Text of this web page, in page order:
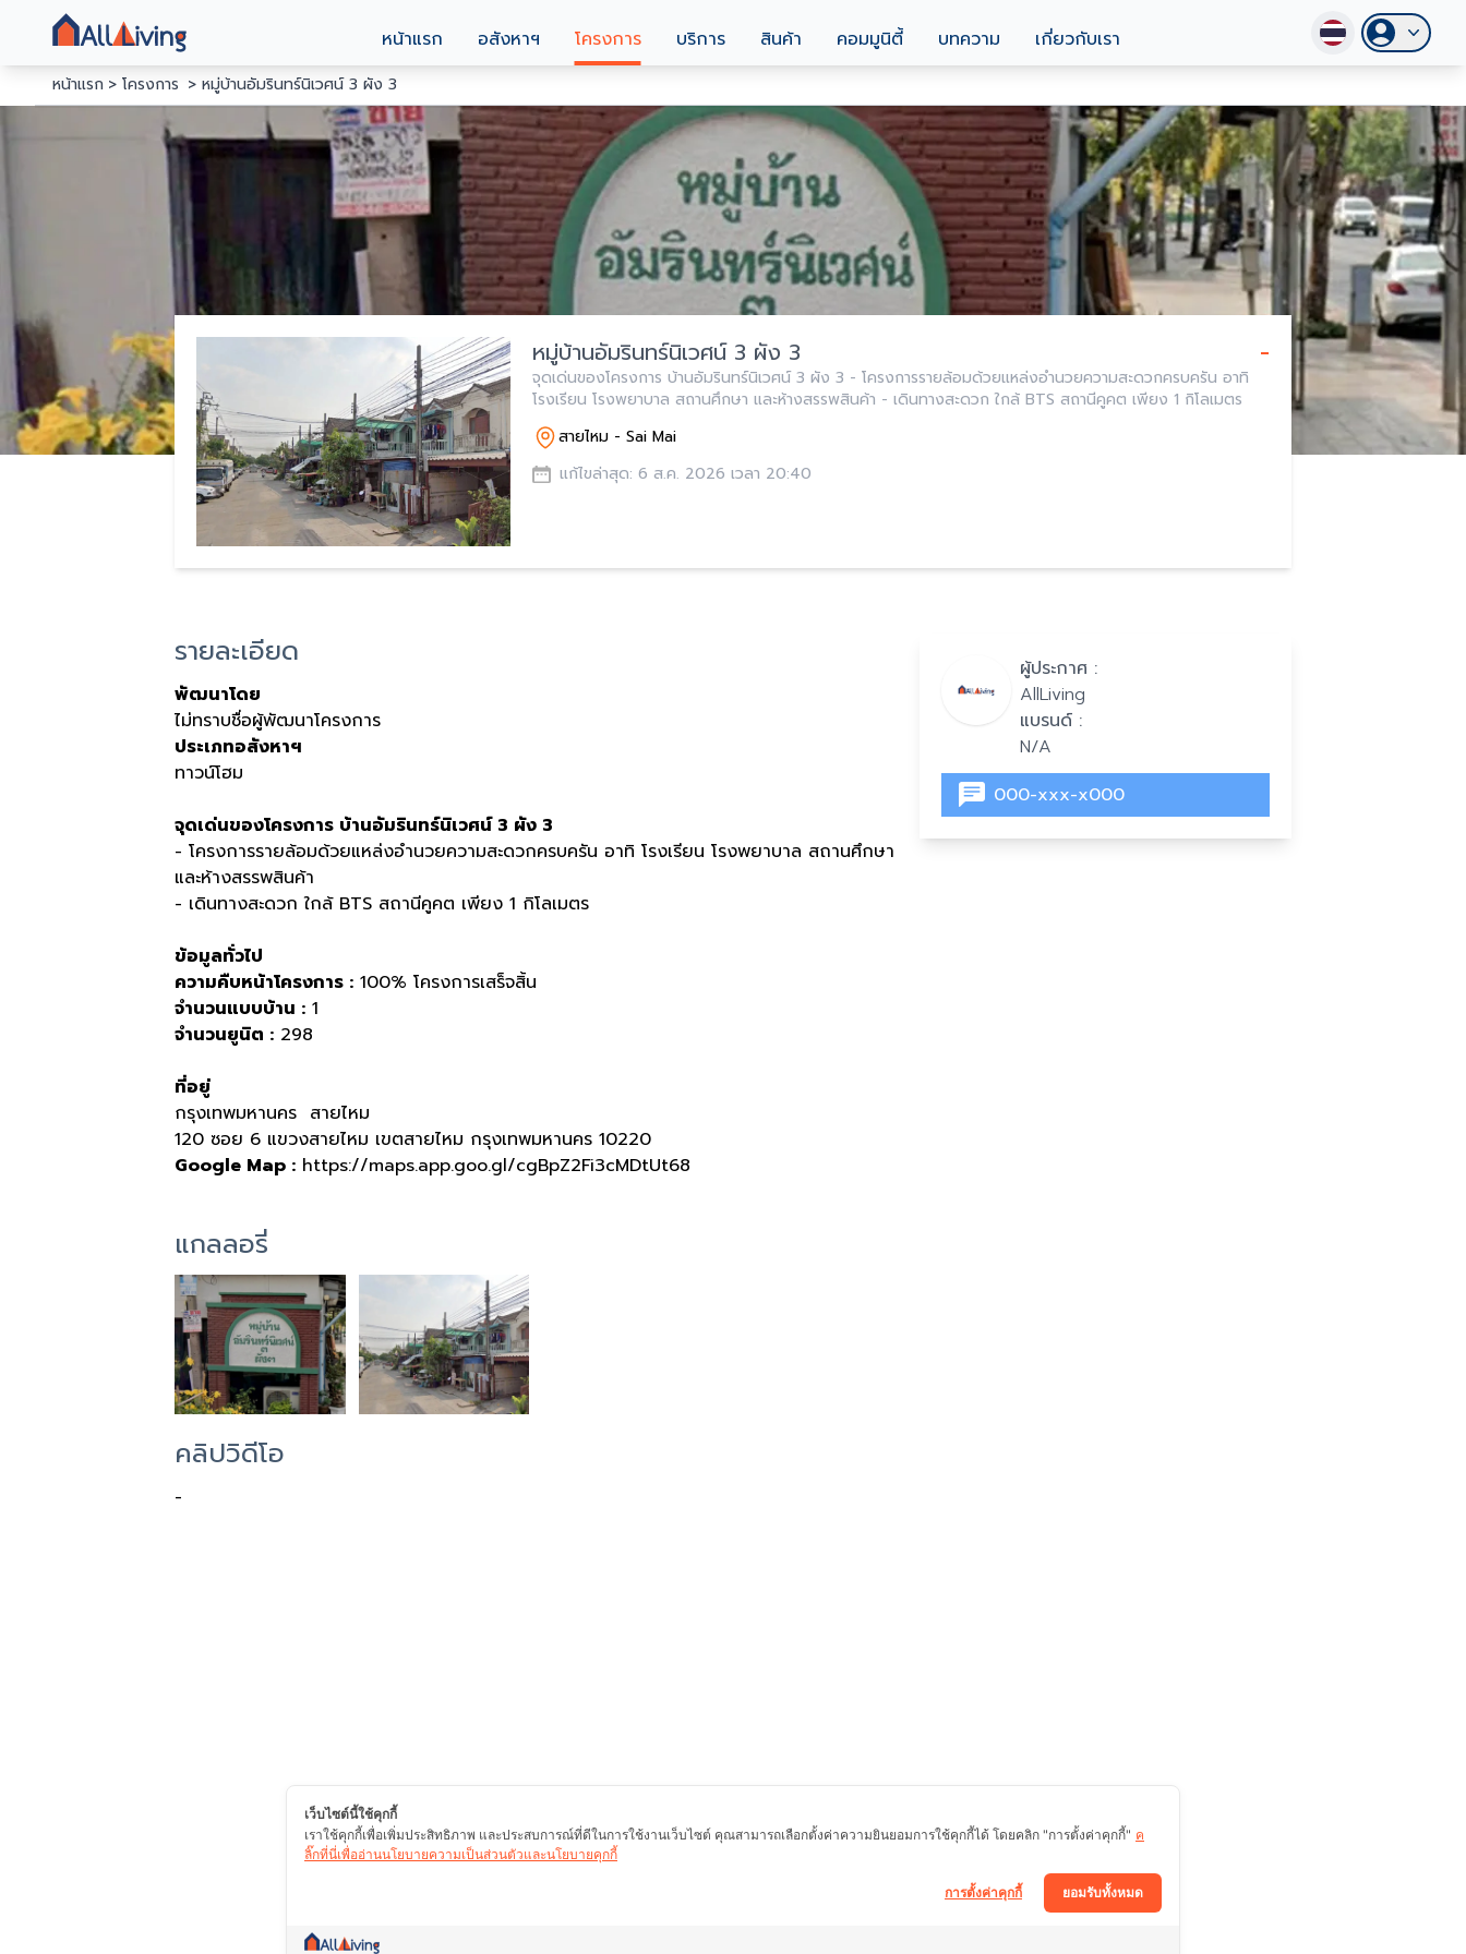
หน้าแรก อสังหาฯ โครงการ บริการ สินค้า คอมมูนิตี้ บทความ เกี่ยวกับเรา
หน้าแรก โครงการ หมู่บ้านอัมรินทร์นิเวศน์ 3 ผัง 3
-
หมู่บ้านอัมรินทร์นิเวศน์ 3 ผัง 3
จุดเด่นของโครงการ บ้านอัมรินทร์นิเวศน์ 3 ผัง 3 - โครงการรายล้อมด้วยแหล่งอำนวยความสะดวกครบครัน อาทิ
โรงเรียน โรงพยาบาล สถานศึกษา และห้างสรรพสินค้า - เดินทางสะดวก ใกล้ BTS สถานีคูคต เพียง 1 กิโลเมตร
สายไหม - Sai Mai
แก้ไขล่าสุด: 6 ส.ค. 2026 เวลา 20:40
รายละเอียด
พัฒนาโดย
ไม่ทราบชื่อผู้พัฒนาโครงการ
ประเภทอสังหาฯ
ทาวน์โฮม
จุดเด่นของโครงการ บ้านอัมรินทร์นิเวศน์3 ผัง 3
- โครงการรายล้อมด้วยแหล่งอำนวยความสะดวกครบครัน อาทิ โรงเรียน โรงพยาบาล สถานศึกษา
และห้างสรรพสินค้า
- เดินทางสะดวก ใกล้BTS สถานีคูคต เพียง 1 กิโลเมตร
ข้อมูลทั่วไป
ความคืบหน้าโครงการ : 100% โครงการเสร็จสิ้น
จำนวนแบบบ้าน : 1
จำนวนยูนิต : 298
ที่อยู่
กรุงเทพมหานคร สายไหม
120 ซอย 6 แขวงสายไหม เขตสายไหม กรุงเทพมหานคร 10220
Google Map : https://maps.app.goo.gl/cgBpZ2Fi3cMDtUt68
แกลลอรี่
คลิปวิดีโอ
-
ผู้ประกาศ :
AllLiving
แบรนด์ :
N/A
000-xxx-x000
เว็บไซต์นี้ใช้คุกกี้
เราใช้คุกกี้เพื่อเพิ่มประสิทธิภาพ และประสบการณ์ที่ดีในการใช้งานเว็บไซต์ คุณสามารถเลือกตั้งค่าความยินยอมการใช้คุกกี้ได้ โดยคลิก "การตั้งค่าคุกกี้" ค
ลิ๊กที่นี่เพื่ออ่านนโยบายความเป็นส่วนตัวและนโยบายคุกกี้
ยอมรับทั้งหมด
การตั้งค่าคุกกี้